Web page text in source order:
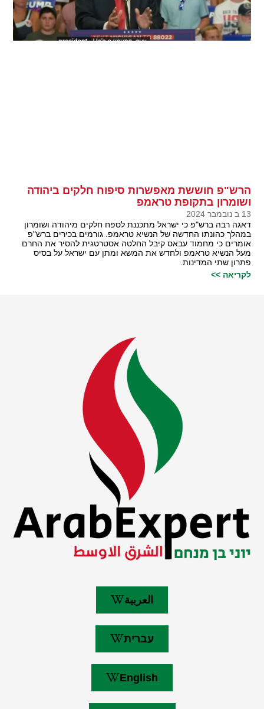
הרש"פ חוששת מאפשרות סיפוח חלקים ביהודה
ושומרון בתקופת טראמפ
13 ב נובמבר 2024
דאגה רבה ברש"פ כי ישראל מתכננת לספח חלקים מיהודה ושומרון
במהלך כהונתו החדשה של הנשיא טראמפ. גורמים בכירים ברש"פ
אומרים כי מחמוד עבאס קיבל החלטה אסטרטגית להסיר את החרם
מעל הנשיא טראמפ ולחדש את המשא ומתן עם ישראל על בסיס
פתרון שתי המדינות.
לקריאה >>
العربية
עברית
English